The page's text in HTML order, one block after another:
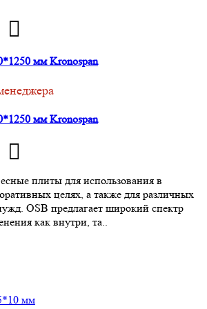
мм Kronospan
мм Kronospan
плиты для использования в
целях, а также для различных
OSB предлагает широкий спектр
как внутри, та..